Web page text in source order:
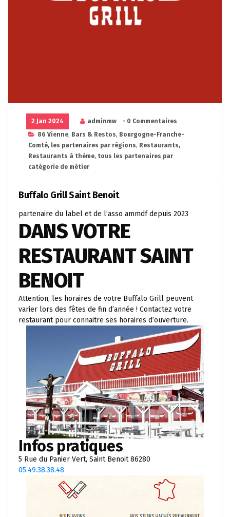
2 Jan 2024 adminmw
- 0 Commentaires
86 Vienne, Bars & Restos, Bourgogne-Franche-
Comté, les partenaires par régions, Restaurants,
Restaurants à thème, tous les partenaires par
catégorie de métier
Buffalo Grill Saint Benoit
partenaire du label et de l’asso ammdf depuis 2023
DANS VOTRE
RESTAURANT SAINT
BENOIT
Attention, les horaires de votre Buffalo Grill peuvent
varier lors des fêtes de fin d’année ! Contactez votre
restaurant pour connaitre ses horaires d’ouverture.
Infos pratiques
5 Rue du Panier Vert, Saint Benoit 86280
05.49.38.38.48